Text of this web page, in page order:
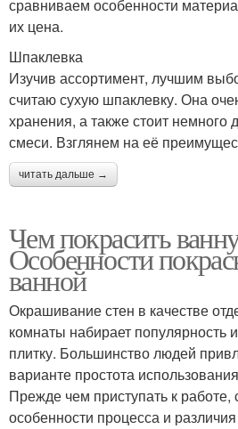
сравниваем особенности
их цена.
Шпаклевка
Изучив ассортимент, лучшим
считаю сухую шпаклевку. Она
хранения, а также стоит
смеси. Взглянем на её
читать дальше →
Чем покрасить
Особенности
ванной
Окрашивание стен в качестве
комнаты набирает популярность
плитку. Большинство людей
варианте простота
Прежде чем приступать к работе,
особенности процесса и